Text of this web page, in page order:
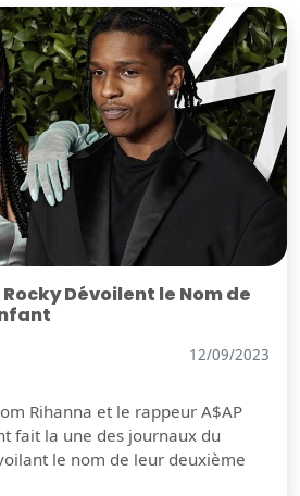
Dévoilent le Nom de
12/09/2023
Rihanna et le rappeur A$AP
fait la une des journaux du
le nom de leur deuxième